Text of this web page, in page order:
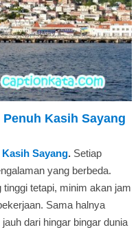
Kasih Sayang
Sayang. Setiap
yang berbeda.
tetapi, minim akan jam
Sama halnya
dari hingar bingar dunia